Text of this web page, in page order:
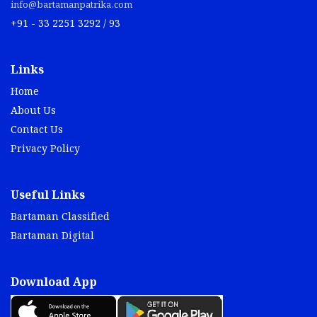
info@bartamanpatrika.com
+91 - 33 2251 3292 / 93
Links
Home
About Us
Contact Us
Privacy Policy
Useful Links
Bartaman Classified
Bartaman Digital
Download App